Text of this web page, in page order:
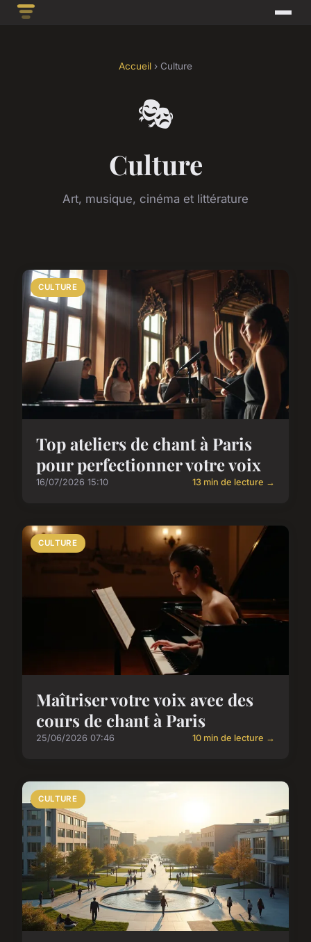
Accueil › Culture
🎭
Culture
Art, musique, cinéma et littérature
CULTURE
Top ateliers de chant à Paris
pour perfectionner votre voix
16/07/2026 15:10 13 min de lecture →
CULTURE
Maîtriser votre voix avec des
cours de chant à Paris
25/06/2026 07:46 10 min de lecture →
CULTURE